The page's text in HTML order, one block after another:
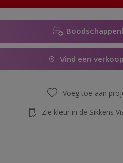
Vind een
Voeg toe aan
Zie kleur in de Sikkens